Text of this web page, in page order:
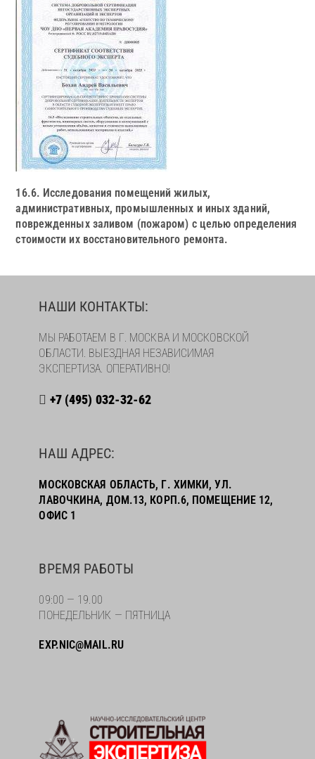
16.6. Исследования помещений жилых,
административных, промышленных и иных зданий,
поврежденных заливом (пожаром) с целью определения
стоимости их восстановительного ремонта.
НАШИ КОНТАКТЫ:
МЫ РАБОТАЕМ В Г. МОСКВА И МОСКОВСКОЙ
ОБЛАСТИ. ВЫЕЗДНАЯ НЕЗАВИСИМАЯ
ЭКСПЕРТИЗА. ОПЕРАТИВНО!
+7 (495) 032-32-62
НАШ АДРЕС:
МОСКОВСКАЯ ОБЛАСТЬ, Г. ХИМКИ, УЛ.
ЛАВОЧКИНА, ДОМ.13, КОРП.6, ПОМЕЩЕНИЕ 12,
ОФИС 1
ВРЕМЯ РАБОТЫ
09:00 — 19.00
ПОНЕДЕЛЬНИК — ПЯТНИЦА
EXP.NIC@MAIL.RU